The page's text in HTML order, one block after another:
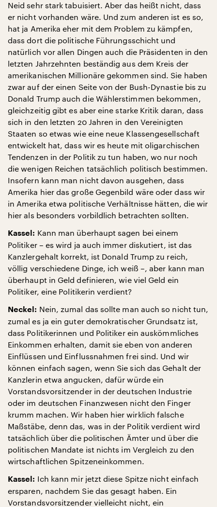
Neid sehr stark tabuisiert. Aber das heißt nicht, dass
er nicht vorhanden wäre. Und zum anderen ist es so,
hat ja Amerika eher mit dem Problem zu kämpfen,
dass dort die politische Führungsschicht und
natürlich vor allen Dingen auch die Präsidenten in den
letzten Jahrzehnten beständig aus dem Kreis der
amerikanischen Millionäre gekommen sind. Sie haben
zwar auf der einen Seite von der Bush-Dynastie bis zu
Donald Trump auch die Wählerstimmen bekommen,
gleichzeitig gibt es aber eine starke Kritik daran, dass
sich in den letzten 20 Jahren in den Vereinigten
Staaten so etwas wie eine neue Klassengesellschaft
entwickelt hat, dass wir es heute mit oligarchischen
Tendenzen in der Politik zu tun haben, wo nur noch
die wenigen Reichen tatsächlich politisch bestimmen.
Insofern kann man nicht davon ausgehen, dass
Amerika hier das große Gegenbild wäre oder dass wir
in Amerika etwa politische Verhältnisse hätten, die wir
hier als besonders vorbildlich betrachten sollten.
Kassel: Kann man überhaupt sagen bei einem
Politiker – es wird ja auch immer diskutiert, ist das
Kanzlergehalt korrekt, ist Donald Trump zu reich,
völlig verschiedene Dinge, ich weiß –, aber kann man
überhaupt in Geld definieren, wie viel Geld ein
Politiker, eine Politikerin verdient?
Neckel: Nein, zumal das sollte man auch so nicht tun,
zumal es ja ein guter demokratischer Grundsatz ist,
dass Politikerinnen und Politiker ein auskömmliches
Einkommen erhalten, damit sie eben von anderen
Einflüssen und Einflussnahmen frei sind. Und wir
können einfach sagen, wenn Sie sich das Gehalt der
Kanzlerin etwa angucken, dafür würde ein
Vorstandsvorsitzender in der deutschen Industrie
oder im deutschen Finanzwesen nicht den Finger
krumm machen. Wir haben hier wirklich falsche
Maßstäbe, denn das, was in der Politik verdient wird
tatsächlich über die politischen Ämter und über die
politischen Mandate ist nichts im Vergleich zu den
wirtschaftlichen Spitzeneinkommen.
Kassel: Ich kann mir jetzt diese Spitze nicht einfach
ersparen, nachdem Sie das gesagt haben. Ein
Vorstandsvorsitzender vielleicht nicht, ein